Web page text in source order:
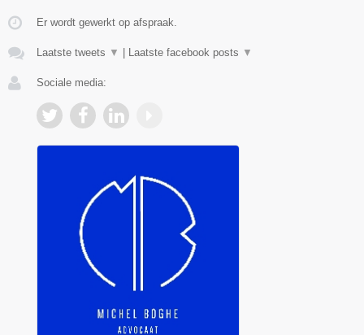
Er wordt gewerkt op afspraak.
Laatste tweets ▼ Laatste facebook posts ▼
Sociale media: